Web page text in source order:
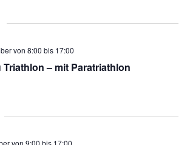
Triathlon – mit Paratriathlon
von 8:00 bis 17:00
von 9:00 bis 17:00